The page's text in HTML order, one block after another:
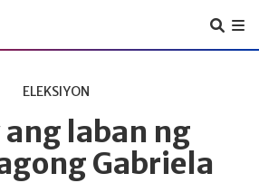
ELEKSIYON
laban ng
Gabriela